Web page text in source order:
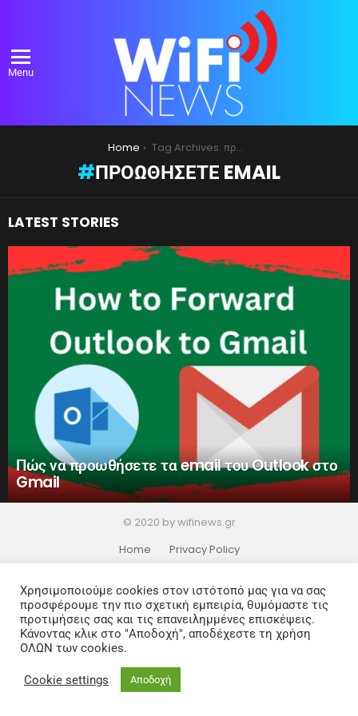
Menu
Home Tag Archives: προωθήσετε email
ΠΡΟΩΘΉΣΕΤΕ EMAIL
LATEST STORIES
Πώς να προωθήσετε τα email του Outlook στο
Gmail
© 2020 by wifinews.gr
Home
Privacy Policy
Χρησιμοποιούμε cookies στον ιστότοπό μας για να σας
προσφέρουμε την πιο σχετική εμπειρία, θυμόμαστε τις
προτιμήσεις σας και τις επανειλημμένες επισκέψεις.
Κάνοντας κλικ στο "Αποδοχή", αποδέχεστε τη χρήση
ΟΛΩΝ των cookies.
Cookie settings Αποδοχή